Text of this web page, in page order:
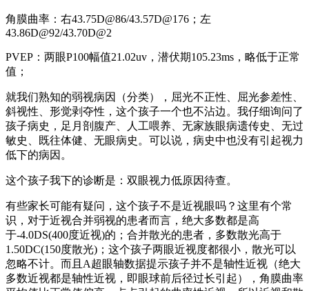
角膜曲率：右43.75D@86/43.57D@176；左
43.86D@92/43.70D@2
PVEP：两眼P100幅值21.02uv，潜伏期105.23ms，略低于正常
值；
就我们熟知的弱视病因（分类），屈光不正性、屈光参差性、
斜视性、形觉剥夺性，这个孩子一个也不沾边。我仔细询问了
孩子病史，足月剖腹产、人工喂养、无家族眼病遗传史、无过
敏史、既往体健、无眼病史。可以说，病史中也没有引起视力
低下的病因。
这个孩子我下的诊断是：双眼视力低原因待查。
有些家长可能有疑问，这个孩子不是近视眼吗？这里有个常
识，对于近视合并弱视的患者而言，绝大多数都是高
于-4.0DS(400度近视)的；合并散光的患者，多数散光高于
1.50DC(150度散光)；这个孩子两眼近视度都很小，散光可以
忽略不计。而且A超眼轴数据提示孩子并不是轴性近视（绝大
多数近视都是轴性近视，即眼球前后径过长引起），角膜曲率